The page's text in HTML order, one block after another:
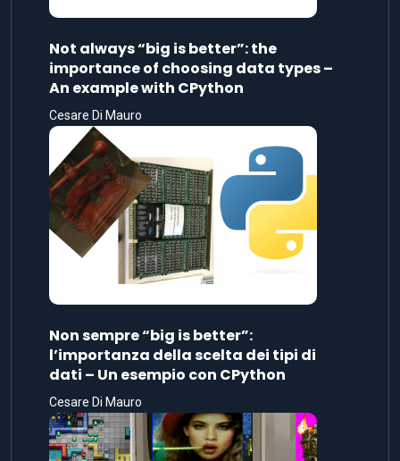
Not always “big is better”: the
importance of choosing data types –
An example with CPython
Cesare Di Mauro
Non sempre “big is better”:
l’importanza della scelta dei tipi di
dati – Un esempio con CPython
Cesare Di Mauro